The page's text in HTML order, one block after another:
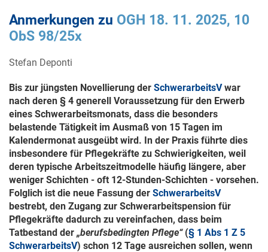
Anmerkungen zu OGH 18. 11. 2025, 10
ObS 98/25x
Stefan Deponti
Bis zur jüngsten Novellierung der SchwerarbeitsVwar
nach deren § 4 generell Voraussetzung für den Erwerb
eines Schwerarbeitsmonats, dass die besonders
belastende Tätigkeit im Ausmaß von 15 Tagen im
Kalendermonat ausgeübt wird. In der Praxis führte dies
insbesondere für Pflegekräfte zu Schwierigkeiten, weil
deren typische Arbeitszeitmodelle häufig längere, aber
weniger Schichten - oft 12-Stunden-Schichten - vorsehen.
Folglich ist die neue Fassung der SchwerarbeitsV
bestrebt, den Zugang zur Schwerarbeitspension für
Pflegekräfte dadurch zu vereinfachen, dass beim
Tatbestand der „berufsbedingten Pflege“(§ 1 Abs 1 Z 5
SchwerarbeitsV) schon 12 Tage ausreichen sollen, wenn